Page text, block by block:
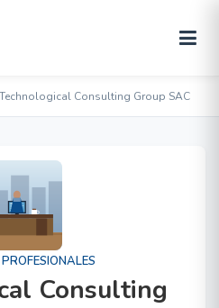
Technological Consulting Group SAC
Consulting